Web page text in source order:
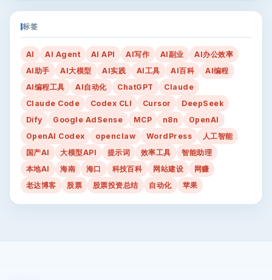
标签
AI AI Agent AI API AI写作 AI副业
AI办公效率
AI助手
AI大模型 AI实践 AI工具 AI百科
AI编程
AI编程工具
AI自动化 ChatGPT
Claude
Claude Code
Codex CLI Cursor
DeepSeek
Dify
Google AdSense MCP n8n
OpenAI
OpenAI Codex
openclaw WordPress
人工智能
国产AI
大模型API 提示词 效率工具
智能助理
本地AI
海南 海口 科技百科 网站建设
网赚
老达博客
股票 股票投资总结 自动化 苹果